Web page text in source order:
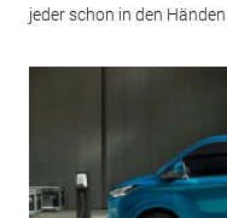
jeder schon in den